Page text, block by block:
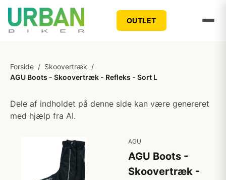
OUTLET
Forside / Skoovertræk /
AGU Boots - Skoovertræk - Refleks - Sort L
Dele af indholdet på denne side kan være genereret
med hjælp fra AI.
AGU
AGU Boots -
Skoovertræk -